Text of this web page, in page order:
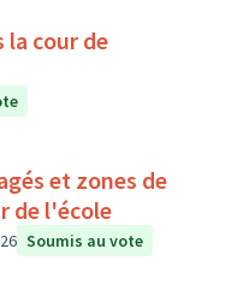
la cour de
et zones de
de l'école
26 Soumis au vote